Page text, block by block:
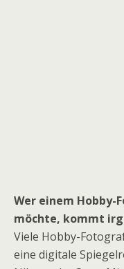
Wer einem Hobby-
möchte, kommt
Viele Hobby-
eine digitale